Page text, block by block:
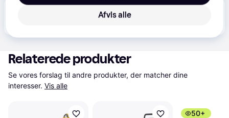
butik, som ikke er betalende
Relaterede produkter
Se vores forslag til andre produkter, der matcher dine
interesser. Vis alle
50+
Afvis alle